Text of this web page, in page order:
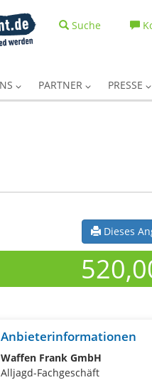
Suche
PARTNER PRESSE
Dieses
Anbieterinformationen
Waffen Frank GmbH
Alljagd-Fachgeschäft